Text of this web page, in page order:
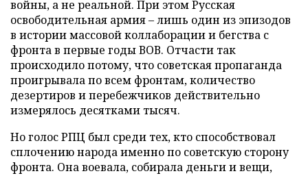
войны, а не реальной. При этом Русская
освободительная армия – лишь один из эпизодов
в истории массовой коллаборации и бегства с
фронта в первые годы ВОВ. Отчасти так
происходило потому, что советская пропаганда
проигрывала по всем фронтам, количество
дезертиров и перебежчиков действительно
измерялось десятками тысяч.
Но голос РПЦ был среди тех, кто способствовал
сплочению народа именно по советскую сторону
фронта. Она воевала, собирала деньги и вещи,